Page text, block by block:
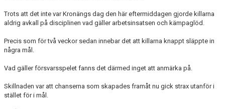
Trots att det inte var Kronängs dag den här eftermiddagen gjorde killarna
aldrig avkall på disciplinen vad gäller arbetsinsatsen och kämpaglöd.
Precis som för två veckor sedan innebar det att killarna knappt släppte in
några mål.
Vad gäller försvarsspelet fanns det därmed inget att anmärka på.
Skillnaden var att chanserna som skapades framåt nu gick strax utanför i
stället för i mål.